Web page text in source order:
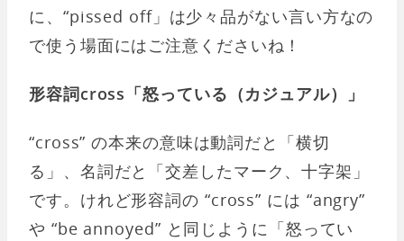
に、“pissed off」は少々品がない言い方なの
で使う場面にはご注意くださいね！
形容詞cross「怒っている（カジュアル）」
“cross” の本来の意味は動詞だと「横切
る」、名詞だと「交差したマーク、十字架」
です。けれど形容詞の “cross” には “angry”
や “be annoyed” と同じように「怒ってい